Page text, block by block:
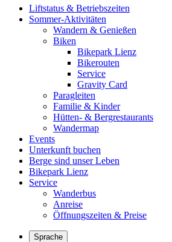
Liftstatus & Betriebszeiten
Sommer-Aktivitäten
Wandern & Genießen
Biken
Bikepark Lienz
Bikerouten
Service
Gravity Card
Paragleiten
Familie & Kinder
Hütten- & Bergrestaurants
Wandermap
Events
Unterkunft buchen
Berge sind unser Leben
Bikepark Lienz
Service
Wanderbus
Anreise
Öffnungszeiten & Preise
Sprache